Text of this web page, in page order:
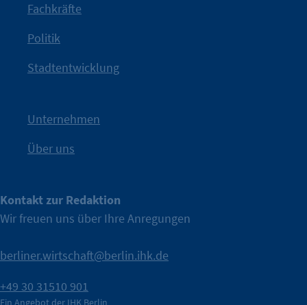
IHK Berlin. Offizieller Unterstützer der Berliner Wirtschaft.
Nach einer aufmerksamkeitsstarken Teaserphase geht die
Kampagne der IHK Berlin in die nächste Stufe. Mit
IHK?“wurde bewusst Neugier geweckt und Gespräche
Fachkräfte
Politik
Stadtentwicklung
Unternehmen
Über uns
Kontakt zur Redaktion
Wir freuen uns über Ihre Anregungen
berliner.wirtschaft@berlin.ihk.de
+49 30 31510 901
Ein Angebot der IHK Berlin